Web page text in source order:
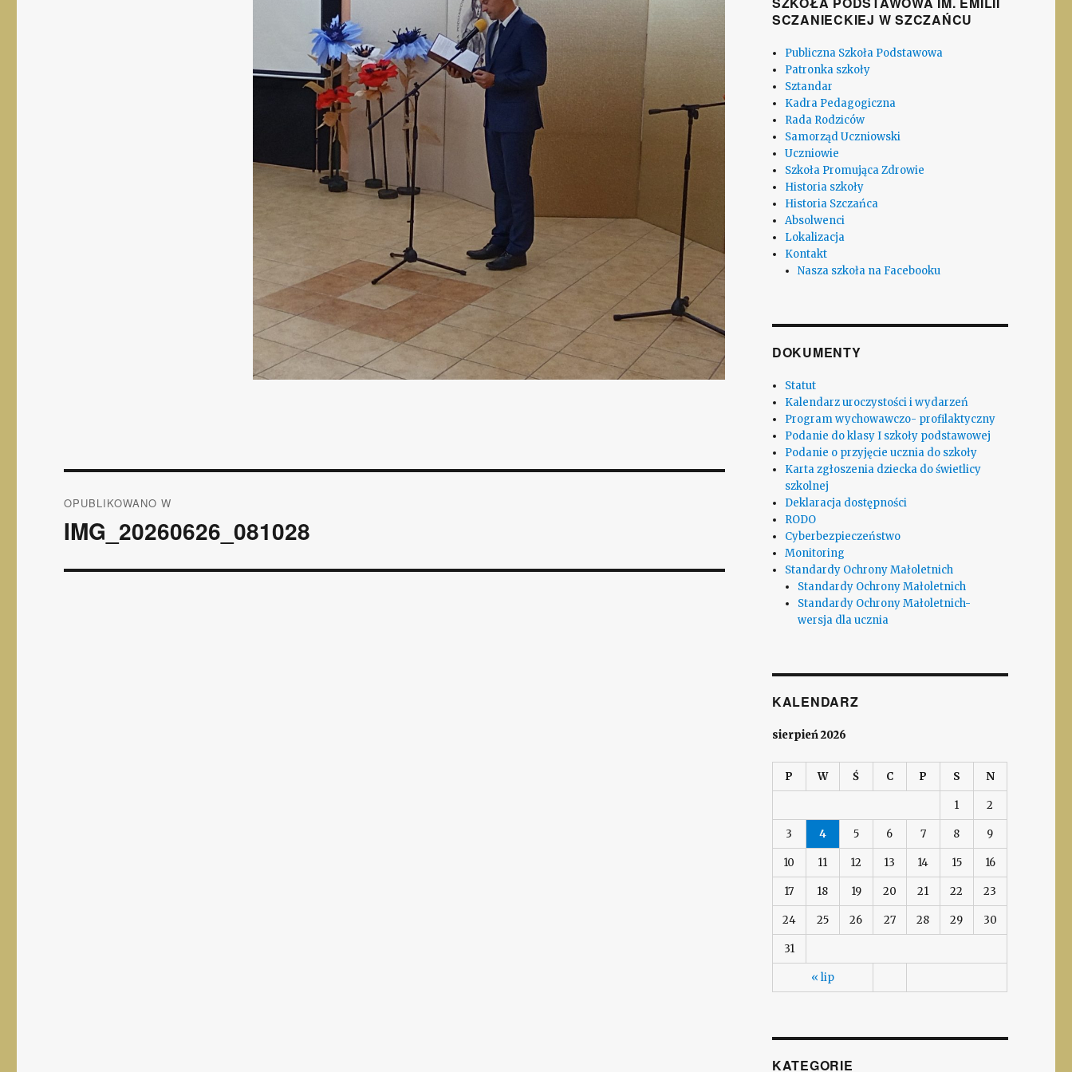
wpisu
OPUBLIKOWANO W
IMG_20260626_081028
SCZANIECKIEJ W SZCZAŃCU
Publiczna Szkoła Podstawowa
Patronka szkoły
Sztandar
Kadra Pedagogiczna
Rada Rodziców
Samorząd Uczniowski
Uczniowie
Szkoła Promująca Zdrowie
Historia szkoły
Historia Szczańca
Absolwenci
Lokalizacja
Kontakt
Nasza szkoła na Facebooku
DOKUMENTY
Statut
Kalendarz uroczystości i wydarzeń
Program wychowawczo- profilaktyczny
Podanie do klasy I szkoły podstawowej
Podanie o przyjęcie ucznia do szkoły
Karta zgłoszenia dziecka do świetlicy
szkolnej
Deklaracja dostępności
RODO
Cyberbezpieczeństwo
Monitoring
Standardy Ochrony Małoletnich
Standardy Ochrony Małoletnich
Standardy Ochrony Małoletnich-
wersja dla ucznia
KALENDARZ
sierpień 2026
P W Ś C P S N
« lip
1 2
3 4 5 6 7 8 9
10 11 12 13 14 15 16
17 18 19 20 21 22 23
24 25 26 27 28 29 30
31
KATEGORIE